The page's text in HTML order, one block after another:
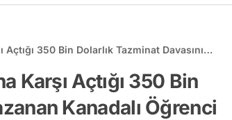
350 Bin Dolarlık Tazminat Davasını
Karşı Açtığı 350 Bin
Kanadalı Öğrenci